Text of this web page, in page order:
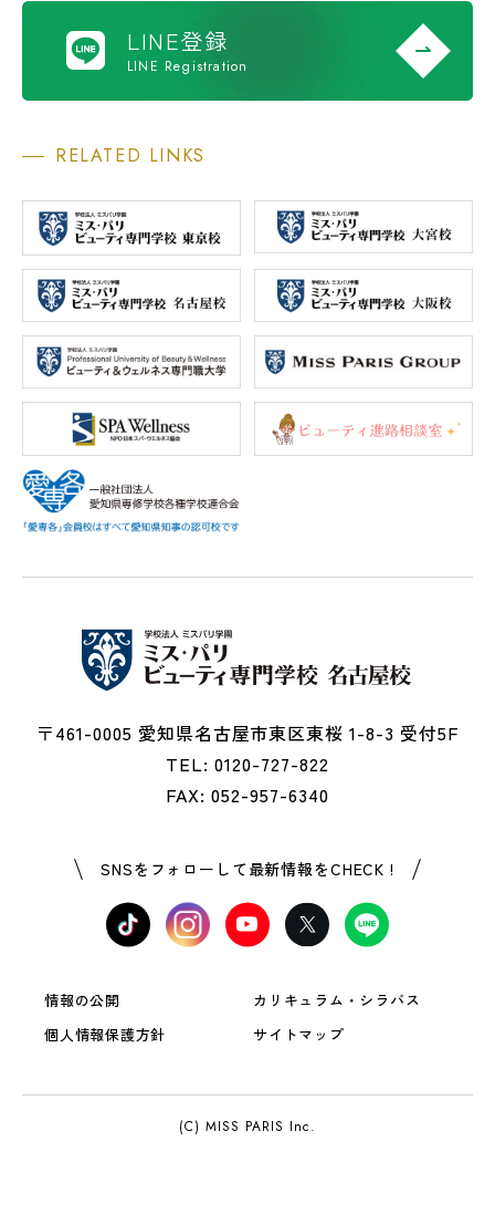
LINE登録
LINE Registration
RELATED LINKS
〒461-0005 愛知県名古屋市東区東桜 1-8-3 受付5F
TEL: 0120-727-822
FAX: 052-957-6340
SNSをフォローして最新情報をCHECK !
情報の公開
カリキュラム・シラバス
個人情報保護方針
サイトマップ
(C) MISS PARIS Inc.